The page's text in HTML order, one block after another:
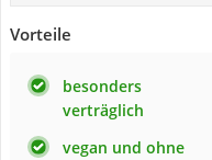
Vorteile
besonders
verträglich
vegan und ohne